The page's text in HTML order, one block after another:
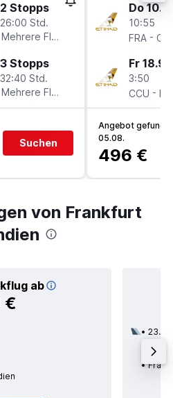
2 Stopps
26:00 Std.
Mehrere Fluglinien
3 Stopps
32:40 Std.
Mehrere Fluglinien
Suchen
Do 10.9.
10:55
FRA -
Fr 18.9.
3:50
CCU -
Angebot
05.08.
496 €
von Frankfurt
ab
€
23.08.